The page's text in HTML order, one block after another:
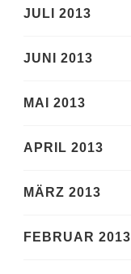
JULI 2013
JUNI 2013
MAI 2013
APRIL 2013
MÄRZ 2013
FEBRUAR 2013